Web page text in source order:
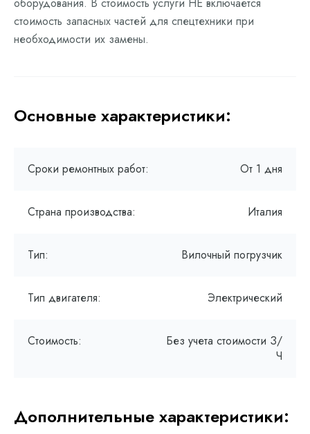
стоимость запасных частей для спецтехники при
необходимости их замены.
Основные характеристики:
Сроки ремонтных работ: От 1 дня
Страна производства: Италия
Тип: Вилочный погрузчик
Тип двигателя: Электрический
Стоимость:
Без учета стоимости З/
Ч
Дополнительные характеристики: